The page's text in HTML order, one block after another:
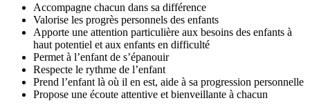
Accompagne chacun dans sa différence
Valorise les progrès personnels des enfants
Apporte une attention particulière aux besoins des enfants à
haut potentiel et aux enfants en difficulté
Permet à l’enfant de s’épanouir
Respecte le rythme de l’enfant
Prend l’enfant là où il en est, aide à sa progression personnelle
Propose une écoute attentive et bienveillante à chacun